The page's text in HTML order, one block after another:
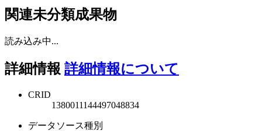
関連未分類成果物
読み込み中...
詳細情報 詳細情報について
CRID
1380011144497048834
データソース種別